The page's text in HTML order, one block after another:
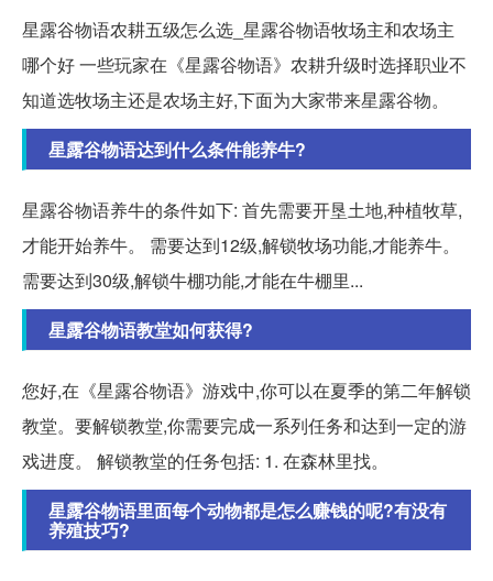
星露谷物语农耕五级怎么选_星露谷物语牧场主和农场主
哪个好 一些玩家在《星露谷物语》农耕升级时选择职业不
知道选牧场主还是农场主好,下面为大家带来星露谷物。
星露谷物语达到什么条件能养牛?
星露谷物语养牛的条件如下: 首先需要开垦土地,种植牧草,
才能开始养牛。 需要达到12级,解锁牧场功能,才能养牛。
需要达到30级,解锁牛棚功能,才能在牛棚里...
星露谷物语教堂如何获得?
您好,在《星露谷物语》游戏中,你可以在夏季的第二年解锁
教堂。要解锁教堂,你需要完成一系列任务和达到一定的游
戏进度。 解锁教堂的任务包括: 1. 在森林里找。
星露谷物语里面每个动物都是怎么赚钱的呢?有没有
养殖技巧?